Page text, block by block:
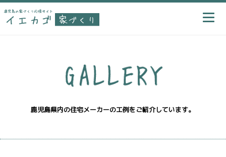
鹿児島県内の住宅メーカーの工例をご紹介しています。